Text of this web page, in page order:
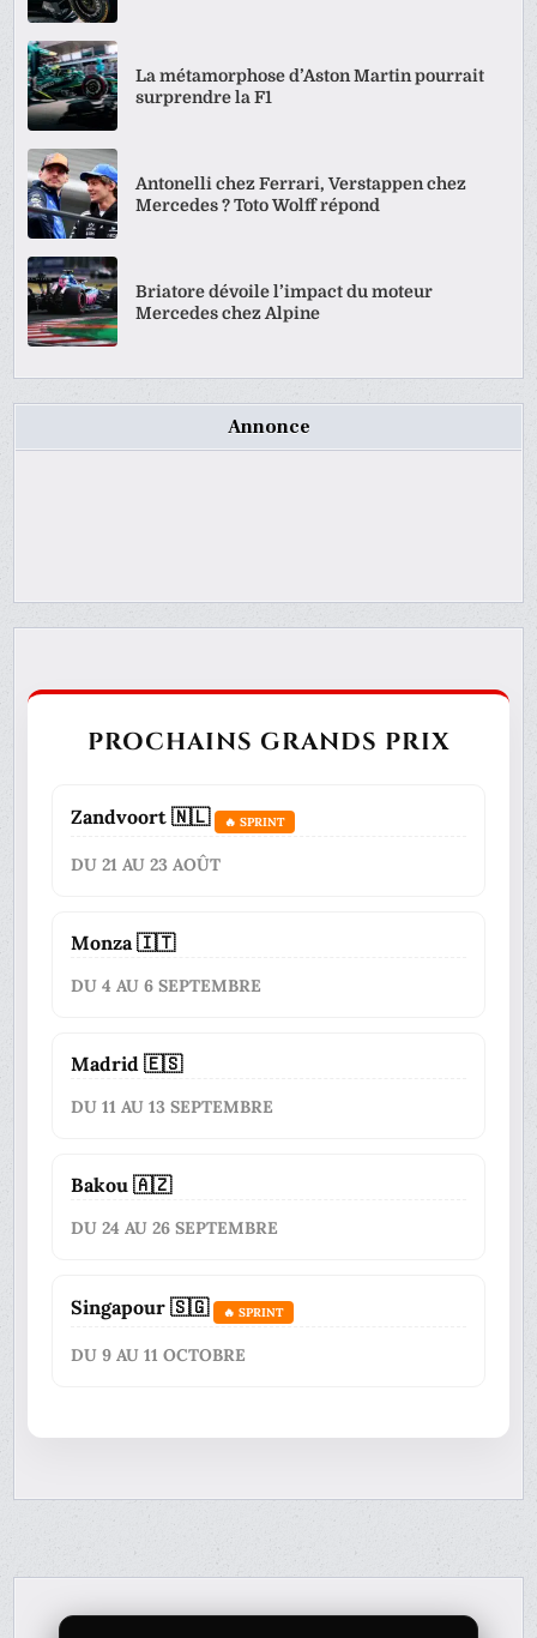
La métamorphose d’Aston Martin pourrait
surprendre la F1
Antonelli chez Ferrari, Verstappen chez
Mercedes ? Toto Wolff répond
Briatore dévoile l’impact du moteur
Mercedes chez Alpine
Annonce
PROCHAINS GRANDS PRIX
Zandvoort 🇳🇱 🔥 SPRINT
DU 21 AU 23 AOÛT
Monza 🇮🇹
DU 4 AU 6 SEPTEMBRE
Madrid 🇪🇸
DU 11 AU 13 SEPTEMBRE
Bakou 🇦🇿
DU 24 AU 26 SEPTEMBRE
Singapour 🇸🇬 🔥 SPRINT
DU 9 AU 11 OCTOBRE